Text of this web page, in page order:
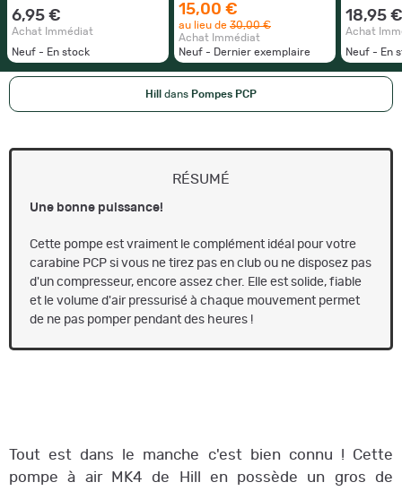
6,95 €
Achat Immédiat
Neuf - En stock
15,00 €
au lieu de 30,00 €
Achat Immédiat
Neuf - Dernier exemplaire
18,95 €
Achat
Neuf - En
Hill dans Pompes PCP
RÉSUMÉ
Une bonne puissance!
Cette pompe est vraiment le complément idéal pour votre
carabine PCP si vous ne tirez pas en club ou ne disposez pas
d'un compresseur, encore assez cher. Elle est solide, fiable
et le volume d'air pressurisé à chaque mouvement permet
de ne pas pomper pendant des heures !
Tout est dans le manche c'est bien connu ! Cette
pompe à air MK4 de Hill en possède un gros de